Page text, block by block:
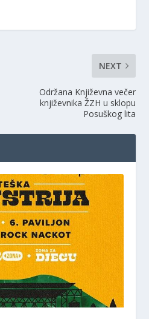
NEXT
Održana Književna večer
književnika ŽZH u sklopu
Posuškog lita